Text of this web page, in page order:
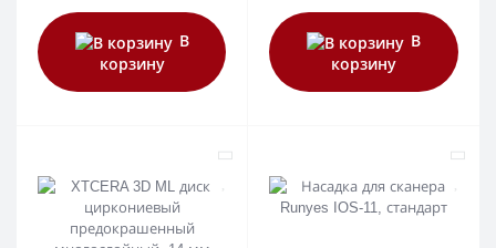
В
корзину
В
корзину